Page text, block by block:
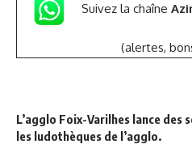
Suivez la chaîne
(alertes,
L’agglo Foix-Varilhes lance des
les ludothèques de l’agglo.